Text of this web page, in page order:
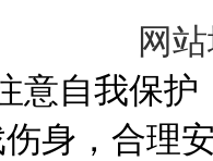
网
意自我保
伤身，合理